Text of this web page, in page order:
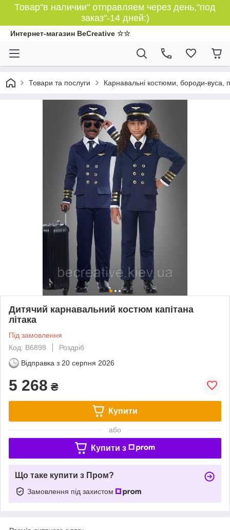
Товар"в наличии" отправляем через день,"под
заказ"-14 дней:)
Интернет-магазин BeCreative ☆☆
Товари та послуги Карнавальні костюми, бороди-вуса,
Дитячий карнавальний костюм капітана
літака
Під замовлення
Код: B6898
Роздріб
Відправка з 20 серпня 2026
5 268 ₴
Купити
або
Купити з
Що таке купити з Пром?
Замовлення під захистом